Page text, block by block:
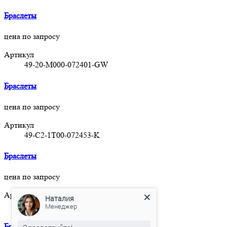
Браслеты
цена по запросу
Артикул
49-20-M000-072401-GW
Браслеты
цена по запросу
Артикул
49-C2-1T00-072453-K
Браслеты
цена по запросу
Артикул
49-12-1000-09016-SX
Наталия
Менеджер